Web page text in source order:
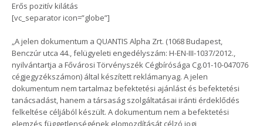
Erős pozitív kilátás
[vc_separator icon=”globe”]
„A jelen dokumentum a QUANTIS Alpha Zrt. (1068 Budapest,
Benczúr utca 44., felügyeleti engedélyszám: H-EN-III-1037/2012.,
nyilvántartja a Fővárosi Törvényszék Cégbírósága Cg.01-10-047076
cégjegyzékszámon) által készített reklámanyag. A jelen
dokumentum nem tartalmaz befektetési ajánlást és befektetési
tanácsadást, hanem a társaság szolgáltatásai iránti érdeklődés
felkeltése céljából készült. A dokumentum nem a befektetési
elemzés függetlenségének elomozdítását célzó jogi